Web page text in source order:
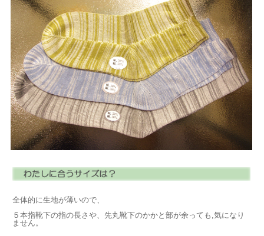
全体的に生地が薄いので、
５本指靴下の指の長さや、先丸靴下のかかと部が余っても,気になり
ません。